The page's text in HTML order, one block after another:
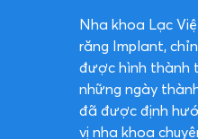
Nha khoa Lạc
răng Implant,
được hình thành
những ngày
đã được định
vị nha khoa